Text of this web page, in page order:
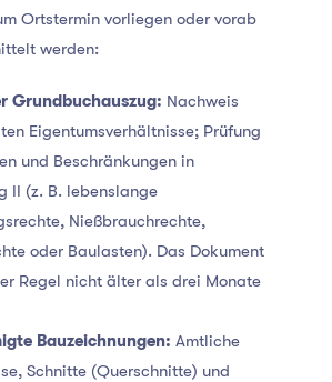
Ortstermin vorliegen oder vorab
werden:
Grundbuchauszug: Nachweis
Eigentumsverhältnisse; Prüfung
und Beschränkungen in
II (z. B. lebenslange
Nießbrauchrechte,
oder Baulasten). Das Dokument
Regel nicht älter als drei Monate
Bauzeichnungen: Amtliche
Schnitte (Querschnitte) und